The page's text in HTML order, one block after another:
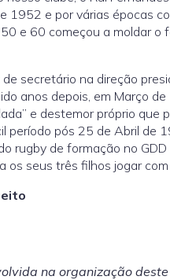
1952 e por várias épocas
e 60 começou a moldar
secretário na direção
anos depois, em Março
e destemor próprio que
período pós 25 de Abril de
rugby de formação no
seus três filhos jogar
na organização